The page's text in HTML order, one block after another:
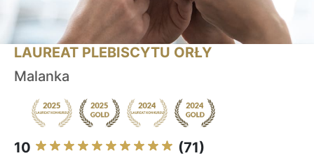
LAUREAT PLEBISCYTU ORŁY
Malanka
10 (71)